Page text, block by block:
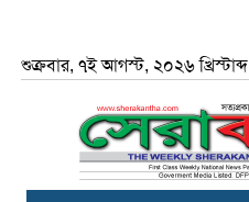
শুক্রবার, ৭ই আগস্ট, ২০২৬ খ্রিস্টাব্দ